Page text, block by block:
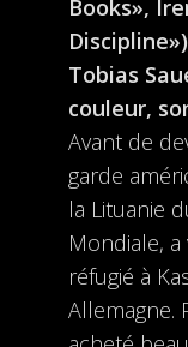
Books»,
Discipline»)
Tobias
couleur,
Avant de
garde
la Lituanie
Mondiale,
réfugié à
Allemagne.